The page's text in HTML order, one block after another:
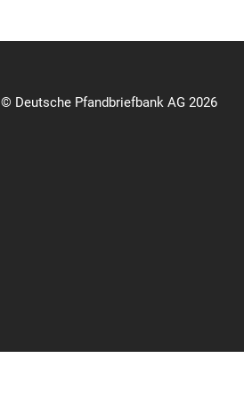
© Deutsche Pfandbriefbank AG 2026